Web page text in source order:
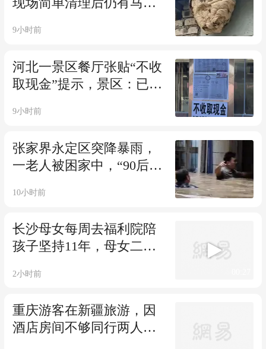
现场简单清理后仍有马蜂
蜇身亡；岳阳中院：捅蜂
9小时前
河北一景区餐厅张贴“不收
取现金”提示，景区：已第
并承诺会加强巡查；律师
9小时前
张家界永定区突降暴雨，
一老人被困家中，“90后”
出
10小时前
长沙母女每周去福利院陪
孩子坚持11年，母女二人
2小时前
重庆游客在新疆旅游，因
酒店房间不够同行两人在